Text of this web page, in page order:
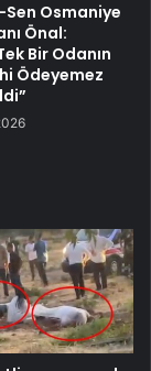
Sen Osmaniye
Önal:
Bir Odanın
Ödeyemez